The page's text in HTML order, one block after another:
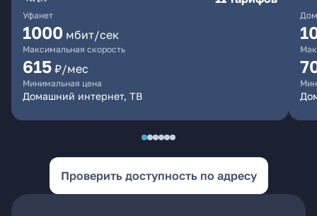
Уфанет
1000 мбит/сек
Максимальная скорость
615 ₽/мес
Минимальная цена
Домашний интернет, ТВ
Проверить доступность по адресу